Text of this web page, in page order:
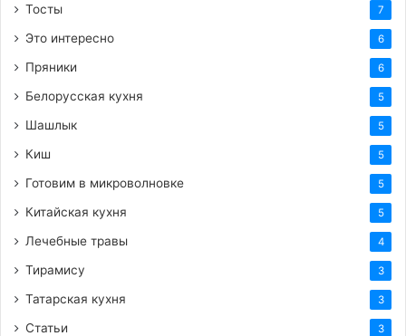
Тосты 7
Это интересно 6
Пряники 6
Белорусская кухня 5
Шашлык 5
Киш 5
Готовим в микроволновке 5
Китайская кухня 5
Лечебные травы 4
Тирамису 3
Татарская кухня 3
Статьи 3